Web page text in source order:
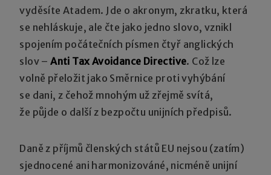
vyděsíte Atadem. Jde o akronym, zkratku, která
se nehláskuje, ale čte jako jedno slovo, vznikl
spojením počátečních písmen čtyř anglických
slov –Anti Tax Avoidance Directive. Což lze
volně přeložit jako Směrnice proti vyhýbání
se dani, z čehož mnohým už zřejmě svítá,
že půjde o další z bezpočtu unijních předpisů.
Daně z příjmů členských států EU nejsou (zatím)
sjednocené ani harmonizováné, nicméně unijní